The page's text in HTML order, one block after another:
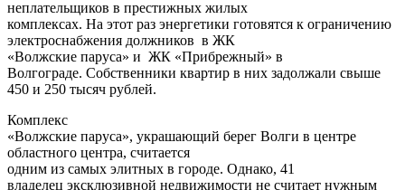
неплательщиков в престижных жилых
комплексах. На этот раз энергетики готовятся к ограничению
электроснабжения должников в ЖК
«Волжские паруса» и ЖК «Прибрежный» в
Волгограде. Собственники квартир в них задолжали свыше
450 и 250 тысяч рублей.
Комплекс
«Волжские паруса», украшающий берег Волги в центре
областного центра, считается
одним из самых элитных в городе. Однако, 41
владелец эксклюзивной недвижимости не считает нужным